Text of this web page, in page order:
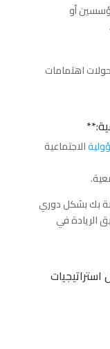
أو
اهتمامات
الاجتماعية
بك بشكل دوري
الريادة في